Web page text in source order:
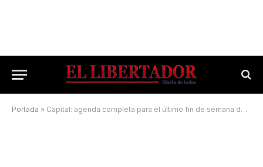
Portada » Capital: agenda completa para el último fin de semana de vacaciones